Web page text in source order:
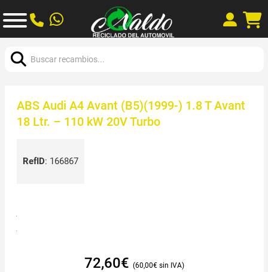
ABS Audi A4 Avant (B5)(1999-) 1.8 T Avant
18 Ltr. – 110 kW 20V Turbo
RefID: 166867
72,60€ 60,00€